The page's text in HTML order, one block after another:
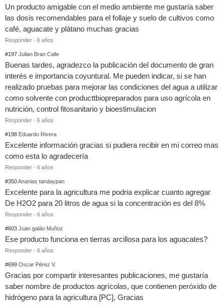
Un producto amigable con el medio ambiente me gustaría saber
las dosis recomendables para el follaje y suelo de cultivos como
café, aguacate y plátano muchas gracias
Responder · 6 años
#197 Julian Bran Calle
Buenas tardes, agradezco la publicación del documento de gran
interés e importancia coyuntural. Me pueden indicar, si se han
realizado pruebas para mejorar las condiciones del agua a utilizar
como solvente con producttbiopreparados para uso agrícola en
nutrición, control fitosanitario y bioestimulacion
Responder · 6 años
#198 Eduardo Rivera
Excelente información gracias si pudiera recibir en mi correo mas
como esta lo agradecería
Responder · 6 años
#350Ananias tandaypan
Excelente para la agricultura me podria explicar cuanto agregar
De H2O2 para 20 litros de agua si la concentración es del 8%
Responder · 6 años
#603 Juan galán Muñoz
Ese producto funciona en tierras arcillosa para los aguacates?
Responder · 6 años
#699 Oscar Pérez V.
Gracias por compartir interesantes publicaciones, me gustaría
saber nombre de productos agrícolas, que contienen peróxido de
hidrógeno para la agricultura [PC], Gracias